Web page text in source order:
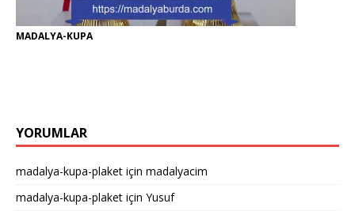
MADALYA-KUPA
YORUMLAR
madalya-kupa-plaket için madalyacim
madalya-kupa-plaket için Yusuf